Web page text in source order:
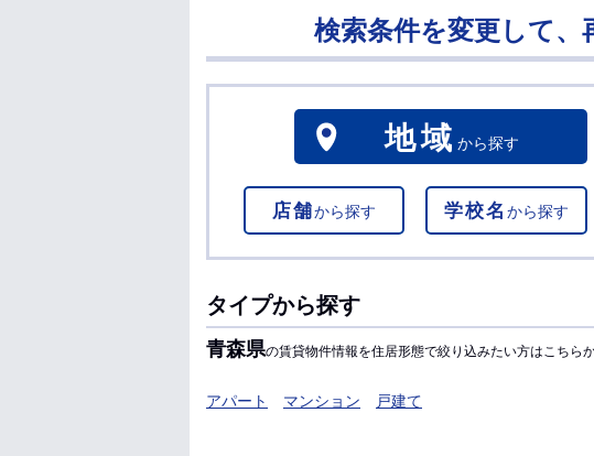
検索条件を変更して、
地域 から探す
店舗から探す 学校名 から探す
タイプから探す
青森県の賃貸物件情報を住居形態で絞り込みたい方はこちらか
アパート マンション 戸建て